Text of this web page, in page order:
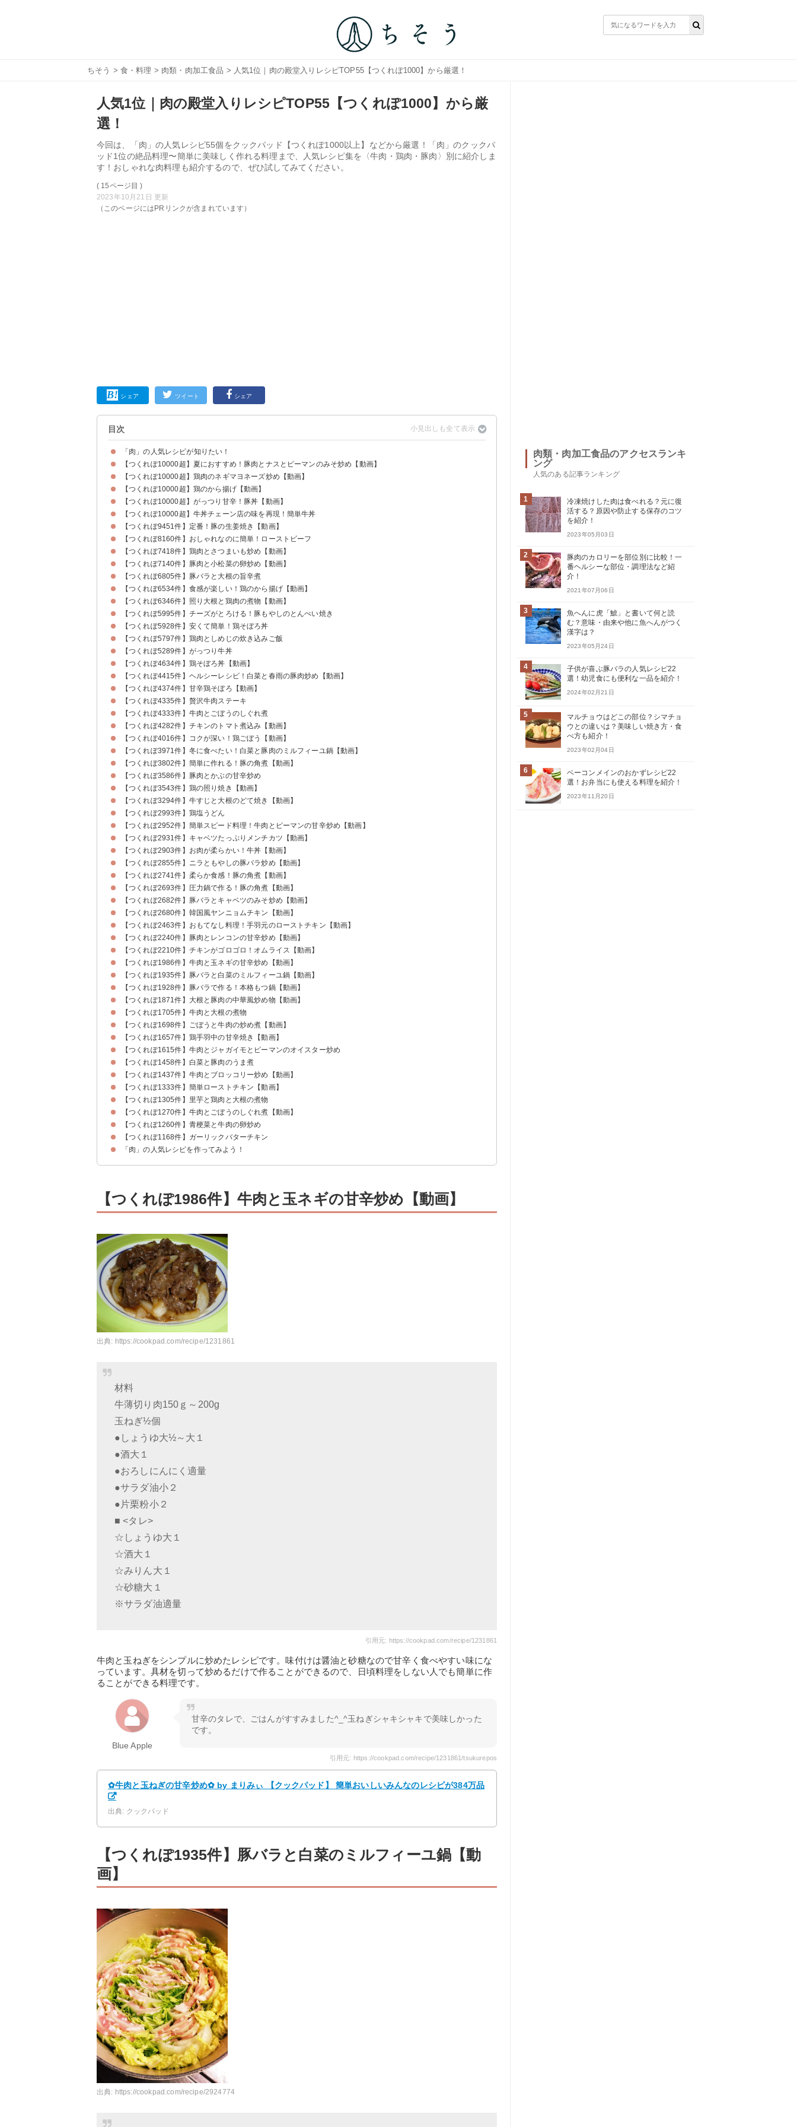
ちそう > 食・料理 > 肉類・肉加工食品 > 人気1位｜肉の殿堂入りレシピTOP55【つくれぽ1000】から厳選！
人気1位｜肉の殿堂入りレシピTOP55【つくれぽ1000】から厳
選！
今回は、「肉」の人気レシピ55個をクックパッド【つくれぽ1000以上】などから厳選！「肉」のクックパ
ッド1位の絶品料理〜簡単に美味しく作れる料理まで、人気レシピ集を〈牛肉・鶏肉・豚肉〉別に紹介しま
す！おしゃれな肉料理も紹介するので、ぜひ試してみてください。
( 15ページ目 )
2023年10月21日 更新
（このページにはPRリンクが含まれています）
シェア ツイート シェア
目次
「肉」の人気レシピが知りたい！
【つくれぽ10000超】夏におすすめ！豚肉とナスとピーマンのみそ炒め【動画】
【つくれぽ10000超】鶏肉のネギマヨネーズ炒め【動画】
【つくれぽ10000超】鶏のから揚げ【動画】
【つくれぽ10000超】がっつり甘辛！豚丼【動画】
【つくれぽ10000超】牛丼チェーン店の味を再現！簡単牛丼
【つくれぽ9451件】定番！豚の生姜焼き【動画】
【つくれぽ8160件】おしゃれなのに簡単！ローストビーフ
【つくれぽ7418件】鶏肉とさつまいも炒め【動画】
【つくれぽ7140件】豚肉と小松菜の卵炒め【動画】
【つくれぽ6805件】豚バラと大根の旨辛煮
【つくれぽ6534件】食感が楽しい！鶏のから揚げ【動画】
【つくれぽ6346件】照り大根と鶏肉の煮物【動画】
【つくれぽ5995件】チーズがとろける！豚もやしのとんぺい焼き
【つくれぽ5928件】安くて簡単！鶏そぼろ丼
【つくれぽ5797件】鶏肉としめじの炊き込みご飯
【つくれぽ5289件】がっつり牛丼
【つくれぽ4634件】鶏そぼろ丼【動画】
【つくれぽ4415件】ヘルシーレシピ！白菜と春雨の豚肉炒め【動画】
【つくれぽ4374件】甘辛鶏そぼろ【動画】
【つくれぽ4335件】贅沢牛肉ステーキ
【つくれぽ4333件】牛肉とごぼうのしぐれ煮
【つくれぽ4282件】チキンのトマト煮込み【動画】
【つくれぽ4016件】コクが深い！鶏ごぼう【動画】
【つくれぽ3971件】冬に食べたい！白菜と豚肉のミルフィーユ鍋【動画】
【つくれぽ3802件】簡単に作れる！豚の角煮【動画】
【つくれぽ3586件】豚肉とかぶの甘辛炒め
【つくれぽ3543件】鶏の照り焼き【動画】
【つくれぽ3294件】牛すじと大根のどて焼き【動画】
【つくれぽ2993件】鶏塩うどん
【つくれぽ2952件】簡単スピード料理！牛肉とピーマンの甘辛炒め【動画】
【つくれぽ2931件】キャベツたっぷりメンチカツ【動画】
【つくれぽ2903件】お肉が柔らかい！牛丼【動画】
【つくれぽ2855件】ニラともやしの豚バラ炒め【動画】
【つくれぽ2741件】柔らか食感！豚の角煮【動画】
【つくれぽ2693件】圧力鍋で作る！豚の角煮【動画】
【つくれぽ2682件】豚バラとキャベツのみそ炒め【動画】
【つくれぽ2680件】韓国風ヤンニョムチキン【動画】
【つくれぽ2463件】おもてなし料理！手羽元のローストチキン【動画】
【つくれぽ2240件】豚肉とレンコンの甘辛炒め【動画】
【つくれぽ2210件】チキンがゴロゴロ！オムライス【動画】
【つくれぽ1986件】牛肉と玉ネギの甘辛炒め【動画】
【つくれぽ1935件】豚バラと白菜のミルフィーユ鍋【動画】
【つくれぽ1928件】豚バラで作る！本格もつ鍋【動画】
【つくれぽ1871件】大根と豚肉の中華風炒め物【動画】
【つくれぽ1705件】牛肉と大根の煮物
【つくれぽ1698件】ごぼうと牛肉の炒め煮【動画】
【つくれぽ1657件】鶏手羽中の甘辛焼き【動画】
【つくれぽ1615件】牛肉とジャガイモとピーマンのオイスター炒め
【つくれぽ1458件】白菜と豚肉のうま煮
【つくれぽ1437件】牛肉とブロッコリー炒め【動画】
【つくれぽ1333件】簡単ローストチキン【動画】
【つくれぽ1305件】里芋と鶏肉と大根の煮物
【つくれぽ1270件】牛肉とごぼうのしぐれ煮【動画】
【つくれぽ1260件】青梗菜と牛肉の卵炒め
【つくれぽ1168件】ガーリックバターチキン
「肉」の人気レシピを作ってみよう！
【つくれぽ1986件】牛肉と玉ネギの甘辛炒め【動画】
出典: https://cookpad.com/recipe/1231861
材料
牛薄切り肉150ｇ～200g
玉ねぎ½個
●しょうゆ大½～大１
●酒大１
●おろしにんにく適量
●サラダ油小２
●片栗粉小２
■ <タレ>
☆しょうゆ大１
☆酒大１
☆みりん大１
☆砂糖大１
※サラダ油適量
引用元: https://cookpad.com/recipe/1231861
牛肉と玉ねぎをシンプルに炒めたレシピです。味付けは醤油と砂糖なので甘辛く食べやすい味にな
っています。具材を切って炒めるだけで作ることができるので、日頃料理をしない人でも簡単に作
ることができる料理です。
Blue Apple
甘辛のタレで、ごはんがすすみました^_^玉ねぎシャキシャキで美味しかった
です。
引用元: https://cookpad.com/recipe/1231861/tsukurepos
✿牛肉と玉ねぎの甘辛炒め✿ by まりみぃ 【クックパッド】 簡単おいしいみんなのレシピが384万品
出典: クックパッド
【つくれぽ1935件】豚バラと白菜のミルフィーユ鍋【動
画】
出典: https://cookpad.com/recipe/2924774
肉類・肉加工食品のアクセスランキ
ング
人気のある記事ランキング
1
冷凍焼けした肉は食べれる？元に復
活する？原因や防止する保存のコツ
を紹介！
2023年05月03日
2
豚肉のカロリーを部位別に比較！一
番ヘルシーな部位・調理法など紹
介！
2021年07月06日
3
魚へんに虎「鯱」と書いて何と読
む？意味・由来や他に魚へんがつく
漢字は？
2023年05月24日
4
子供が喜ぶ豚バラの人気レシピ22
選！幼児食にも便利な一品を紹介！
2024年02月21日
5
マルチョウはどこの部位？シマチョ
ウとの違いは？美味しい焼き方・食
べ方も紹介！
2023年02月04日
6
ベーコンメインのおかずレシピ22
選！お弁当にも使える料理を紹介！
2023年11月20日